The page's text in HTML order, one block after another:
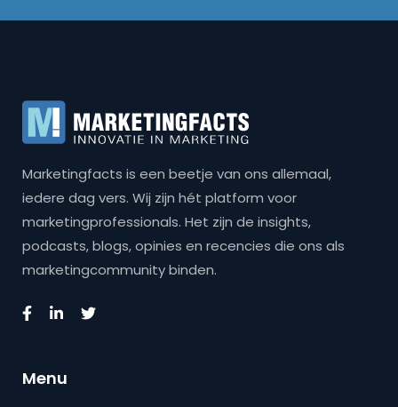
Marketingfacts is een beetje van ons allemaal,
iedere dag vers. Wij zijn hét platform voor
marketingprofessionals. Het zijn de insights,
podcasts, blogs, opinies en recencies die ons als
marketingcommunity binden.
Menu